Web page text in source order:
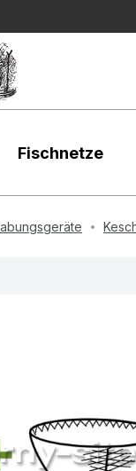
Fischnetze